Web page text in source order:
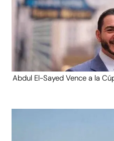
Abdul El-Sayed Vence a la